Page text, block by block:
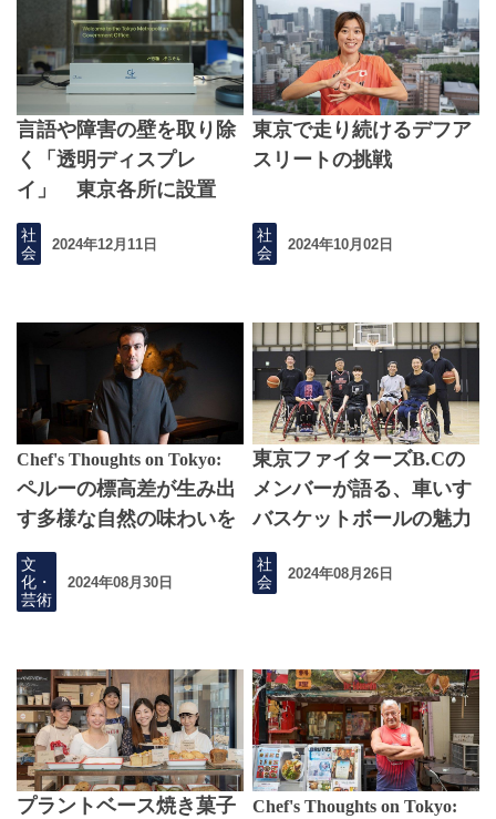
言語や障害の壁を取り除
く「透明ディスプレ
イ」 東京各所に設置
社
会
2024年12月11日
東京で走り続けるデフア
スリートの挑戦
社
会
2024年10月02日
Chef's Thoughts on Tokyo:
ペルーの標高差が生み出
す多様な自然の味わいを
東京へ
文
化・
芸術
2024年08月30日
東京ファイターズB.Cの
メンバーが語る、車いす
バスケットボールの魅力
社
会
2024年08月26日
プラントベース焼き菓子
Chef's Thoughts on Tokyo: